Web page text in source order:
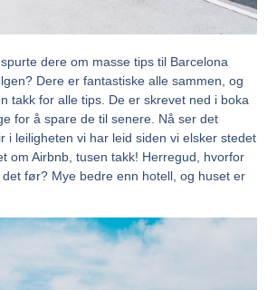
dere om masse tips til Barcelona
Dere er fantastiske alle sammen, og
takk for alle tips. De er skrevet ned i boka
for å spare de til senere. Nå ser det
i leiligheten vi har leid siden vi elsker stedet
om Airbnb, tusen takk! Herregud, hvorfor
før? Mye bedre enn hotell, og huset er